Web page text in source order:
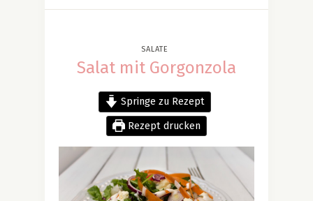
SALATE
Salat mit Gorgonzola
Springe zu Rezept
Rezept drucken